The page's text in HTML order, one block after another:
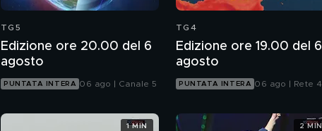
TG5
Edizione ore 20.00 del 6
agosto
PUNTATA INTERA 06 ago | Canale 5
TG4
Edizione ore 19.00 del 6
agosto
PUNTATA INTERA 06 ago | Rete 4
1 MIN 2 MIN